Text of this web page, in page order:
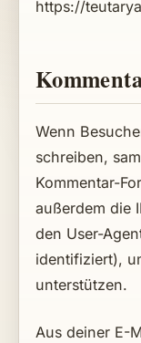
https://
Wenn
schreiben,
Kommentar-
außerdem die
den User-
identifiziert),
unterstützen.
Aus deiner E-